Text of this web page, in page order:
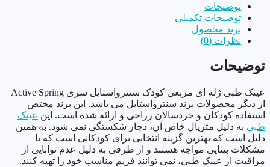
توضیحات
توضیحات تکمیلی
برند محصول
نظرات (0)
توضیحات
عینک طبی ژله ای مربعی کودک سنترواستایل سری Active Spring
از دیگر محصولات برند سنترواستایل می باشد. این برند مختص
استفاده کودکان و خردسالان زراحی و ارائه شده است. این عینک
طبی به دلیل متریال خاص آن، دچار شکستگی نمی شود. به همین
دلیل است که بهترین گزینه انتخابی برای کودکانی است که با
مشکلات بینایی مواجه هستند و از طرفی به دلیل عدم توانایی از
مراقبت از عینک طبی، نمی توانند فریم مناسب خود را تهیه کنند.